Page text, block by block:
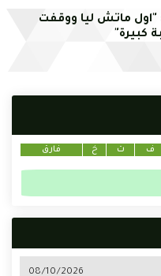
ماتش ليا ووقفت
كبيرة"
ف ت خ فارق